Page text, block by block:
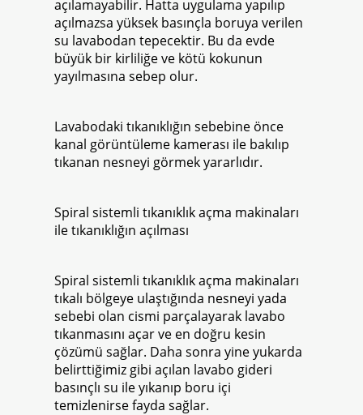
açılamayabilir. Hatta uygulama yapılıp
açılmazsa yüksek basınçla boruya verilen
su lavabodan tepecektir. Bu da evde
büyük bir kirliliğe ve kötü kokunun
yayılmasına sebep olur.
Lavabodaki tıkanıklığın sebebine önce
kanal görüntüleme kamerası ile bakılıp
tıkanan nesneyi görmek yararlıdır.
Spiral sistemli tıkanıklık açma makinaları
ile tıkanıklığın açılması
Spiral sistemli tıkanıklık açma makinaları
tıkalı bölgeye ulaştığında nesneyi yada
sebebi olan cismi parçalayarak lavabo
tıkanmasını açar ve en doğru kesin
çözümü sağlar. Daha sonra yine yukarda
belirttiğimiz gibi açılan lavabo gideri
basınçlı su ile yıkanıp boru içi
temizlenirse fayda sağlar.